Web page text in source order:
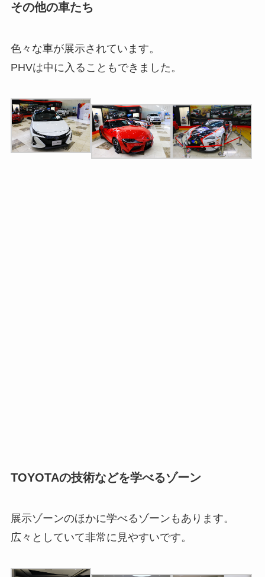
その他の車たち
色々な車が展示されています。
PHVは中に入ることもできました。
TOYOTAの技術などを学べるゾーン
展示ゾーンのほかに学べるゾーンもあります。
広々としていて非常に見やすいです。